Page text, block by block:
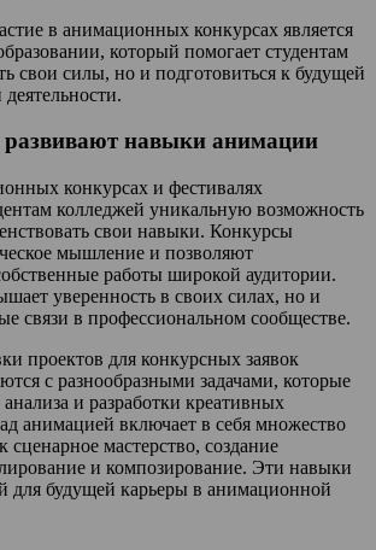
в анимационных конкурсах является
который помогает студентам
свои силы, но и подготовиться к будущей
навыки анимации
конкурсах и фестивалях
колледжей уникальную возможность
свои навыки. Конкурсы
мышление и позволяют
работы широкой аудитории.
уверенность в своих силах, но и
связи в профессиональном сообществе.
проектов для конкурсных заявок
с разнообразными задачами, которые
и разработки креативных
анимацией включает в себя множество
сценарное мастерство, создание
и композирование. Эти навыки
для будущей карьеры в анимационной